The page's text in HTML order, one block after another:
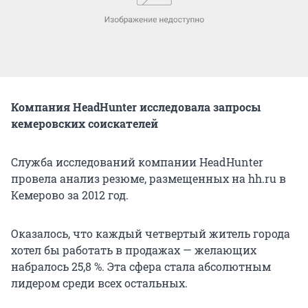
Компания HeadHunter исследовала запросы
кемеровских соискателей
Служба исследований компании HeadHunter
провела анализ резюме, размещенных на hh.ru в
Кемерово за 2012 год.
Оказалось, что каждый четвертый житель города
хотел бы работать в продажах — желающих
набралось 25,8 %. Эта сфера стала абсолютным
лидером среди всех остальных.